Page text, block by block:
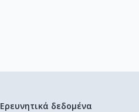
Ερευνητικά δεδομένα